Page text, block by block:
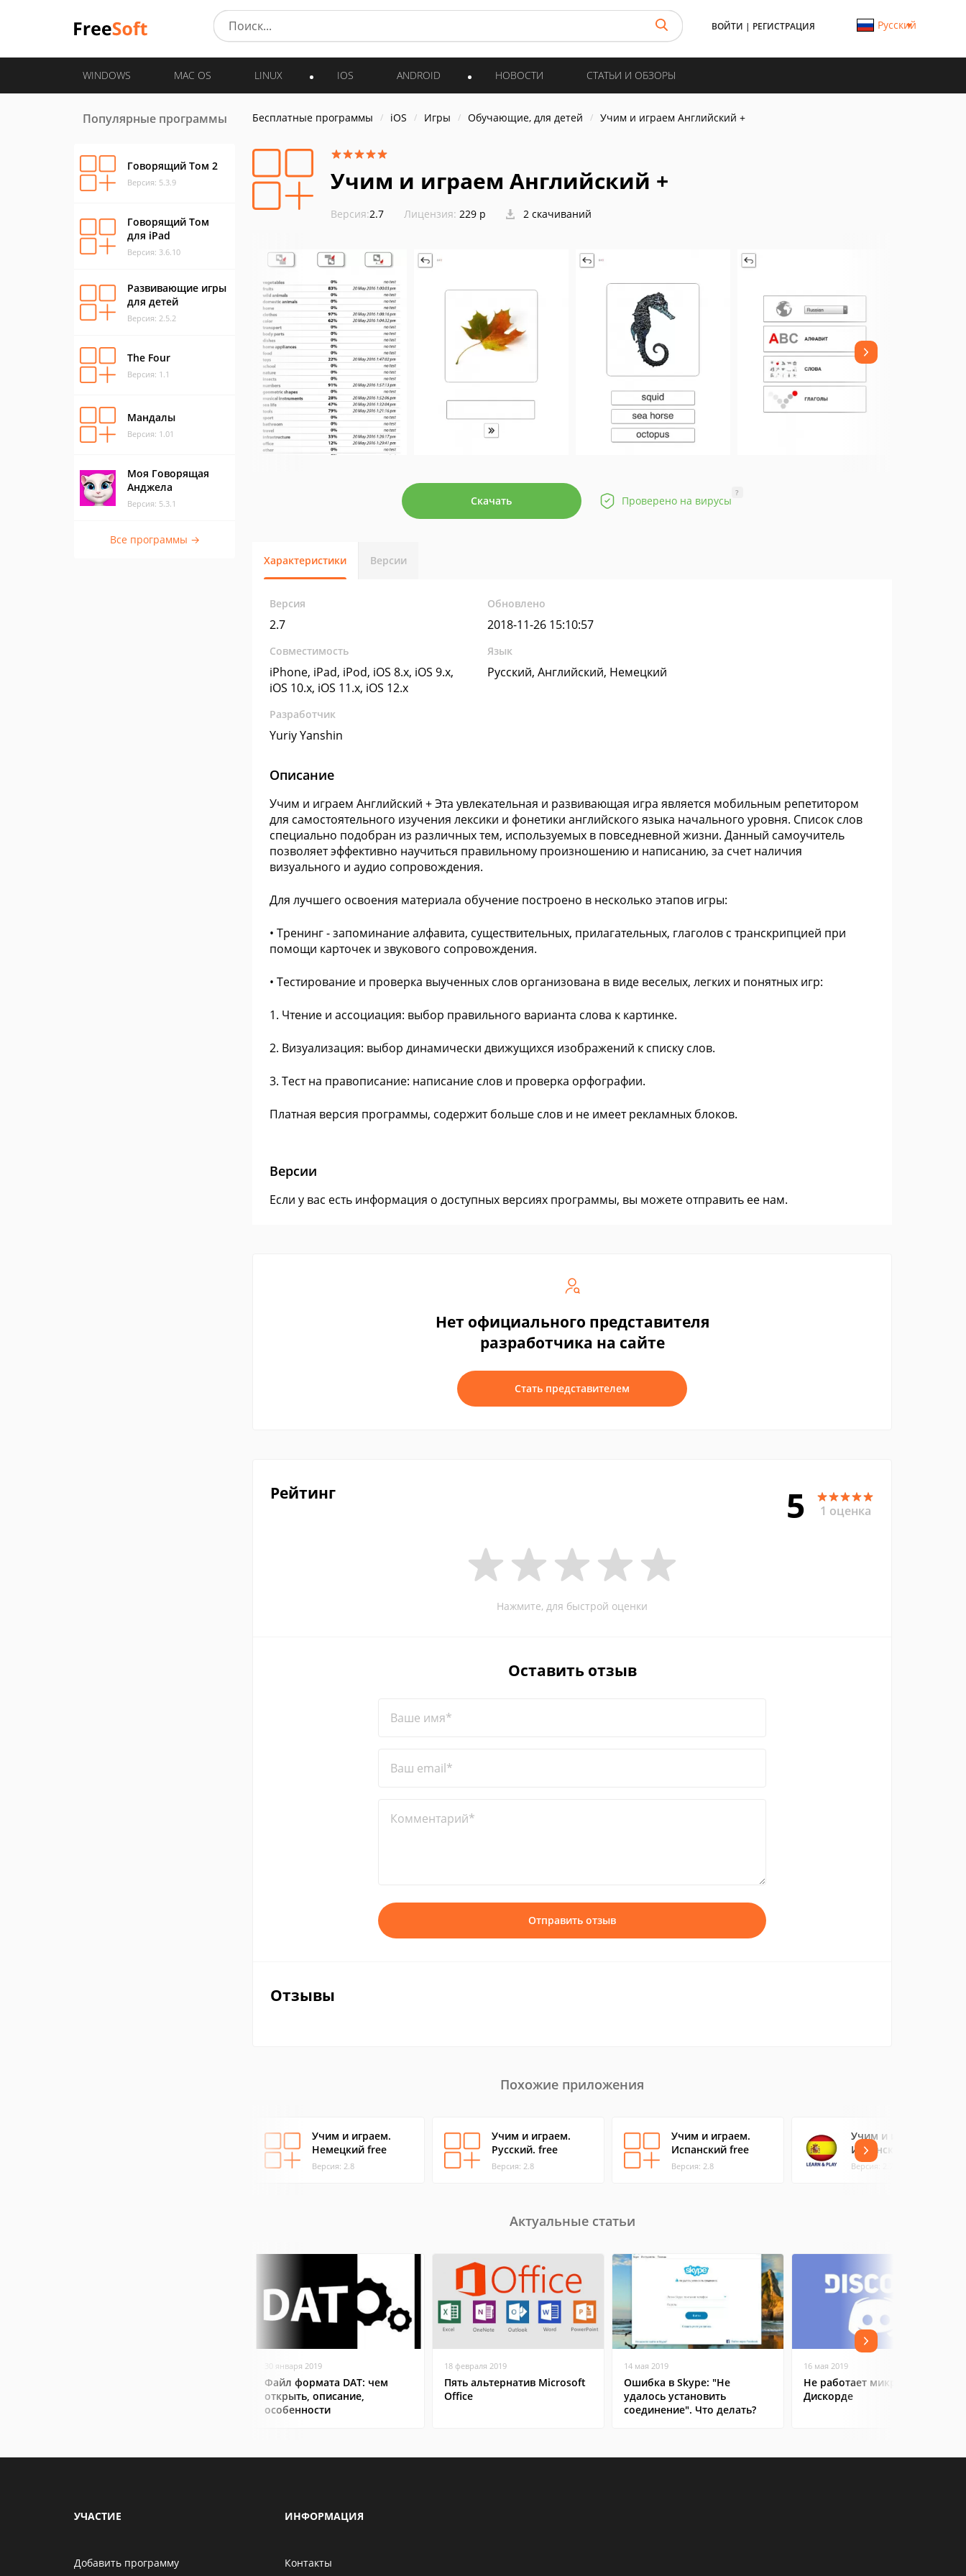
ВОЙТИ | РЕГИСТРАЦИЯ Русский
WINDOWS MAC OS LINUX IOS ANDROID НОВОСТИ СТАТЬИ И ОБЗОРЫ
Популярные программы
Говорящий Том 2
Версия: 5.3.9
Говорящий Том
для iPad
Версия: 3.6.10
Развивающие игры
для детей
Версия: 2.5.2
The Four
Версия: 1.1
Мандалы
Версия: 1.01
Моя Говорящая
Анджела
Версия: 5.3.1
Все программы →
Бесплатные программы iOS Игры Обучающие, для детей Учим и играем Английский +
Учим и играем Английский +
Версия:2.7 Лицензия: 229 р 2 скачиваний
Скачать Проверено на вирусы
?
Характеристики Версии
Версия
2.7
Обновлено
2018-11-26 15:10:57
Совместимость
iPhone, iPad, iPod, iOS 8.x, iOS 9.x,
iOS 10.x, iOS 11.x, iOS 12.x
Язык
Русский, Английский, Немецкий
Разработчик
Yuriy Yanshin
Описание
Учим и играем Английский + Эта увлекательная и развивающая игра является мобильным репетитором
для самостоятельного изучения лексики и фонетики английского языка начального уровня. Список слов
специально подобран из различных тем, используемых в повседневной жизни. Данный самоучитель
позволяет эффективно научиться правильному произношению и написанию, за счет наличия
визуального и аудио сопровождения.
Для лучшего освоения материала обучение построено в несколько этапов игры:
• Тренинг - запоминание алфавита, существительных, прилагательных, глаголов с транскрипцией при
помощи карточек и звукового сопровождения.
• Тестирование и проверка выученных слов организована в виде веселых, легких и понятных игр:
1. Чтение и ассоциация: выбор правильного варианта слова к картинке.
2. Визуализация: выбор динамически движущихся изображений к списку слов.
3. Тест на правописание: написание слов и проверка орфографии.
Платная версия программы, содержит больше слов и не имеет рекламных блоков.
Версии
Если у вас есть информация о доступных версиях программы, вы можете отправить ее нам.
Нет официального представителя
разработчика на сайте
Стать представителем
Рейтинг 5 1 оценка
Нажмите, для быстрой оценки
Оставить отзыв
Ваше имя*
Ваш email*
Комментарий*
Отправить отзыв
Отзывы
Похожие приложения
Учим и играем.
Немецкий free
Версия: 2.8
Учим и играем.
Русский. free
Версия: 2.8
Учим и играем.
Испанский free
Версия: 2.8
Учим и играем.
Испанский +
Версия: 2.7
Актуальные статьи
30 января 2019
Файл формата DAT: чем
открыть, описание,
особенности
18 февраля 2019
Пять альтернатив Microsoft
Office
14 мая 2019
Ошибка в Skype: "Не
удалось установить
соединение". Что делать?
16 мая 2019
Не работает микрофон в
Дискорде
УЧАСТИЕ
Добавить программу
ИНФОРМАЦИЯ
Контакты